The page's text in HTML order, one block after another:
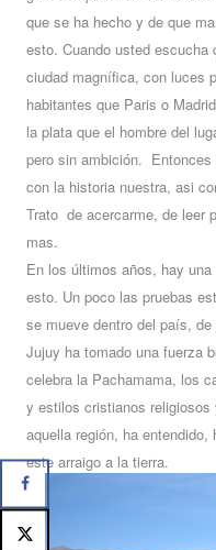
que se ha hecho y de que
esto. Cuando usted
ciudad magnífica, con luces
habitantes que Paris o
la plata que el hombre del
pero sin ambición.
con la historia nuestra, asi
Trato de acercarme, de leer
mas.
En los últimos años, hay
esto. Un poco las pruebas
se mueve dentro del país,
Jujuy ha tomado una fuerza
celebra la Pachamama, los
y estilos cristianos
aquella región, ha
este arraigo a la tierra.